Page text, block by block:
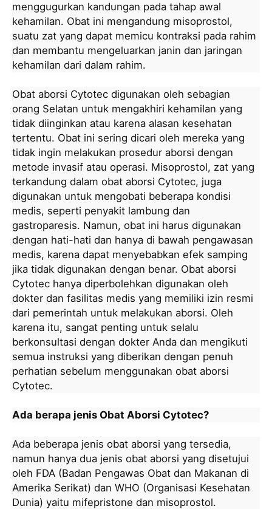
menggugurkan kandungan pada tahap awal
kehamilan. Obat ini mengandung misoprostol,
suatu zat yang dapat memicu kontraksi pada rahim
dan membantu mengeluarkan janin dan jaringan
kehamilan dari dalam rahim.
Obat aborsi Cytotec digunakan oleh sebagian
orang Selatan untuk mengakhiri kehamilan yang
tidak diinginkan atau karena alasan kesehatan
tertentu. Obat ini sering dicari oleh mereka yang
tidak ingin melakukan prosedur aborsi dengan
metode invasif atau operasi. Misoprostol, zat yang
terkandung dalam obat aborsi Cytotec, juga
digunakan untuk mengobati beberapa kondisi
medis, seperti penyakit lambung dan
gastroparesis. Namun, obat ini harus digunakan
dengan hati-hati dan hanya di bawah pengawasan
medis, karena dapat menyebabkan efek samping
jika tidak digunakan dengan benar. Obat aborsi
Cytotec hanya diperbolehkan digunakan oleh
dokter dan fasilitas medis yang memiliki izin resmi
dari pemerintah untuk melakukan aborsi. Oleh
karena itu, sangat penting untuk selalu
berkonsultasi dengan dokter Anda dan mengikuti
semua instruksi yang diberikan dengan penuh
perhatian sebelum menggunakan obat aborsi
Cytotec.
Ada berapa jenis Obat Aborsi Cytotec?
Ada beberapa jenis obat aborsi yang tersedia,
namun hanya dua jenis obat aborsi yang disetujui
oleh FDA (Badan Pengawas Obat dan Makanan di
Amerika Serikat) dan WHO (Organisasi Kesehatan
Dunia) yaitu mifepristone dan misoprostol.